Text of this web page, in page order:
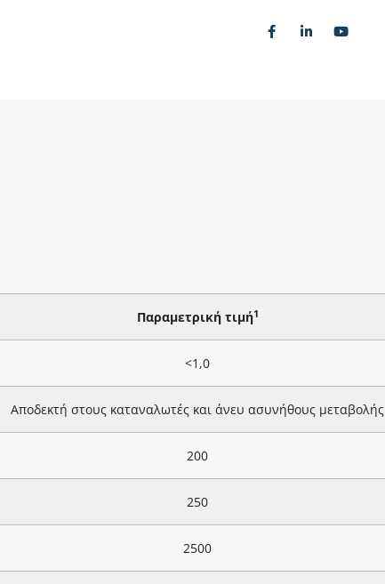
Παραμετρική τιμή1
<1,0
Αποδεκτή στους καταναλωτές και άνευ ασυνήθους μεταβολής
200
250
2500